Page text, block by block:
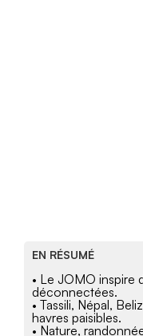
EN RÉSUMÉ
• Le JOMO inspire
déconnectées.
• Tassili, Népal,
havres paisibles.
• Nature,